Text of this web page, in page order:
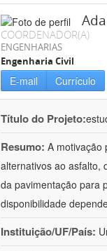
COORDENADOR(A)
ENGENHARIAS
Engenharia Civil
E-mail Currículo
Título do Projeto:
Resumo: A motivação
alternativos ao asfalto,
da pavimentação para
disponibilidade
Instituição/UF/País: